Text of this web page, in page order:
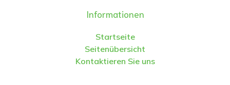
Informationen
Startseite
Seitenübersicht
Kontaktieren Sie uns